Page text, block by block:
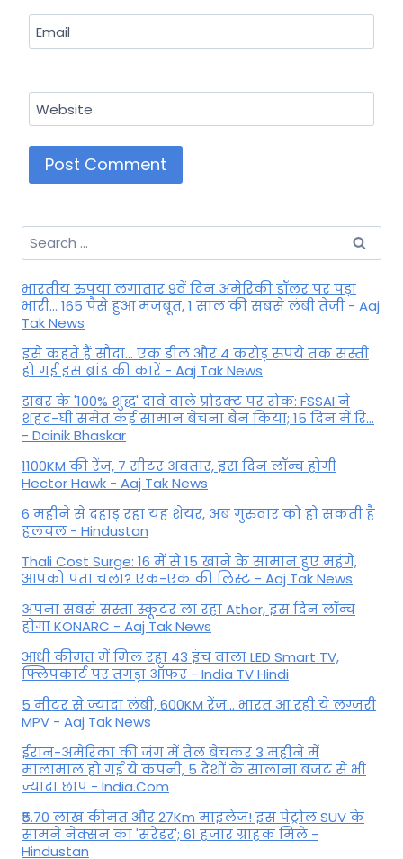
Email
Website
Search
for:
भारतीय रुपया लगातार 9वें दिन अमेरिकी डॉलर पर पड़ा
भारी... 165 पैसे हुआ मजबूत, 1 साल की सबसे लंबी तेजी - Aaj
Tak News
इसे कहते हैं सौदा... एक डील और 4 करोड़ रुपये तक सस्ती
हो गई इस ब्रांड की कारें - Aaj Tak News
डाबर के '100% शुद्ध' दावे वाले प्रोडक्ट पर रोक: FSSAI ने
शहद-घी समेत कई सामान बेचना बैन किया; 15 दिन में रि...
- Dainik Bhaskar
1100KM की रेंज, 7 सीटर अवतार, इस दिन लॉन्च होगी
Hector Hawk - Aaj Tak News
6 महीने से दहाड़ रहा यह शेयर, अब गुरुवार को हो सकती है
हलचल - Hindustan
Thali Cost Surge: 16 में से 15 खाने के सामान हुए महंगे,
आपको पता चला? एक-एक की लिस्ट - Aaj Tak News
अपना सबसे सस्ता स्कूटर ला रहा Ather, इस दिन लॉन्च
होगा KONARC - Aaj Tak News
आधी कीमत में मिल रहा 43 इंच वाला LED Smart TV,
फ्लिपकार्ट पर तगड़ा ऑफर - India TV Hindi
5 मीटर से ज्यादा लंबी, 600KM रेंज... भारत आ रही ये लग्जरी
MPV - Aaj Tak News
ईरान-अमेरिका की जंग में तेल बेचकर 3 महीने में
मालामाल हो गई ये कंपनी, 5 देशों के सालाना बजट से भी
ज्यादा छाप - India.Com
₹5.70 लाख कीमत और 27Km माइलेज! इस पेट्रोल SUV के
सामने नेक्सन का 'सरेंडर'; 61 हजार ग्राहक मिले -
Hindustan